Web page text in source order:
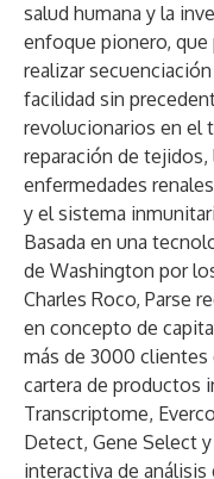
salud humana y la
enfoque pionero,
realizar
facilidad sin
revolucionarios en el
reparación de tejidos,
enfermedades
y el sistema
Basada en una
de Washington por
Charles Roco, Parse
en concepto de
más de 3000
cartera de productos
Transcriptome,
Detect, Gene Select
interactiva de análisis